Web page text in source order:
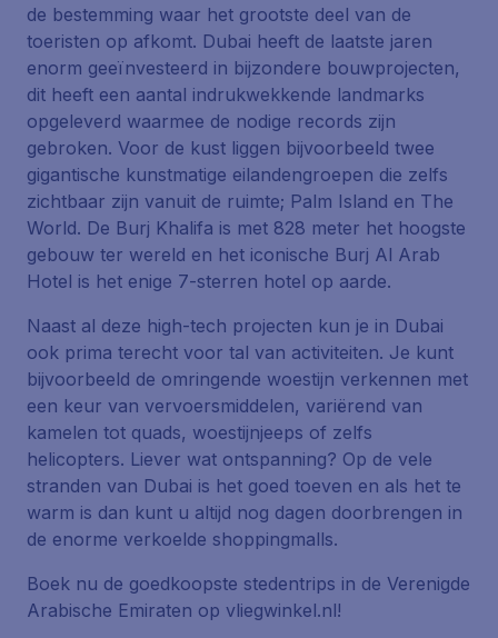
de bestemming waar het grootste deel van de
toeristen op afkomt. Dubai heeft de laatste jaren
enorm geeïnvesteerd in bijzondere bouwprojecten,
dit heeft een aantal indrukwekkende landmarks
opgeleverd waarmee de nodige records zijn
gebroken. Voor de kust liggen bijvoorbeeld twee
gigantische kunstmatige eilandengroepen die zelfs
zichtbaar zijn vanuit de ruimte; Palm Island en The
World. De Burj Khalifa is met 828 meter het hoogste
gebouw ter wereld en het iconische Burj Al Arab
Hotel is het enige 7-sterren hotel op aarde.
Naast al deze high-tech projecten kun je in Dubai
ook prima terecht voor tal van activiteiten. Je kunt
bijvoorbeeld de omringende woestijn verkennen met
een keur van vervoersmiddelen, variërend van
kamelen tot quads, woestijnjeeps of zelfs
helicopters. Liever wat ontspanning? Op de vele
stranden van Dubai is het goed toeven en als het te
warm is dan kunt u altijd nog dagen doorbrengen in
de enorme verkoelde shoppingmalls.
Boek nu de goedkoopste stedentrips in de Verenigde
Arabische Emiraten op vliegwinkel.nl!